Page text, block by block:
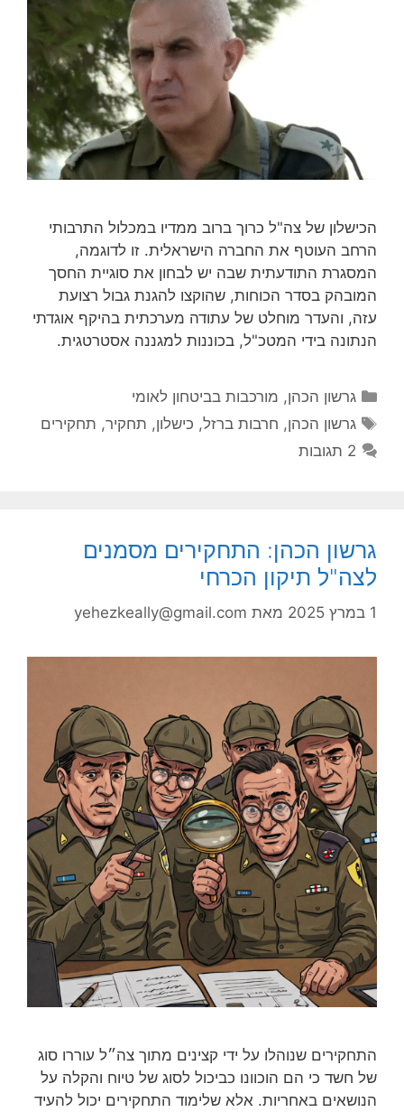
הכישלון של צה"ל כרוך ברוב ממדיו במכלול התרבותי
הרחב העוטף את החברה הישראלית. זו לדוגמה,
המסגרת התודעתית שבה יש לבחון את סוגיית החסך
המובהק בסדר הכוחות, שהוקצו להגנת גבול רצועת
עזה, והעדר מוחלט של עתודה מערכתית בהיקף אוגדתי
הנתונה בידי המטכ"ל, בכוננות למגננה אסטרטגית.
קטגוריות
גרשון הכהן, מורכבות בביטחון לאומי
תגיות
גרשון הכהן, חרבות ברזל, כישלון, תחקיר, תחקירים
2 תגובות
גרשון הכהן: התחקירים מסמנים
לצה"ל תיקון הכרחי
1 במרץ 2025 מאת yehezkeally@gmail.com
התחקירים שנוהלו על ידי קצינים מתוך צה״ל עוררו סוג
של חשד כי הם הוכוונו כביכול לסוג של טיוח והקלה על
הנושאים באחריות. אלא שלימוד התחקירים יכול להעיד